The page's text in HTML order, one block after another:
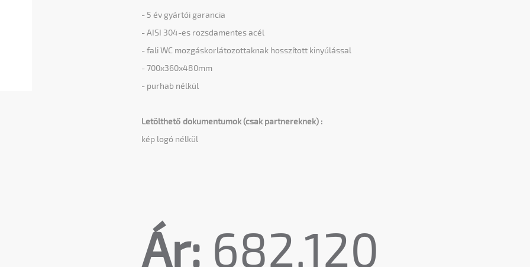
- 5 év gyártói garancia
- AISI 304-es rozsdamentes acél
- fali WC mozgáskorlátozottaknak hosszított kinyúlással
- 700x360x480mm
- purhab nélkül
Letölthető dokumentumok (csak partnereknek) :
kép logó nélkül
Ár: 682,120